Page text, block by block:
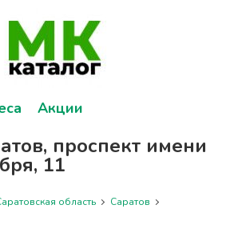
Акции
проспект имени
11
область
Саратов